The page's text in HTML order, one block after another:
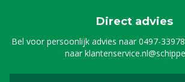
Direct advies
Bel voor persoonlijk advies naar0497-
naar